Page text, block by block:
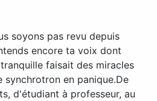
soyons pas revu depuis
encore ta voix dont
faisait des miracles
synchrotron en panique.De
d'étudiant à professeur, au